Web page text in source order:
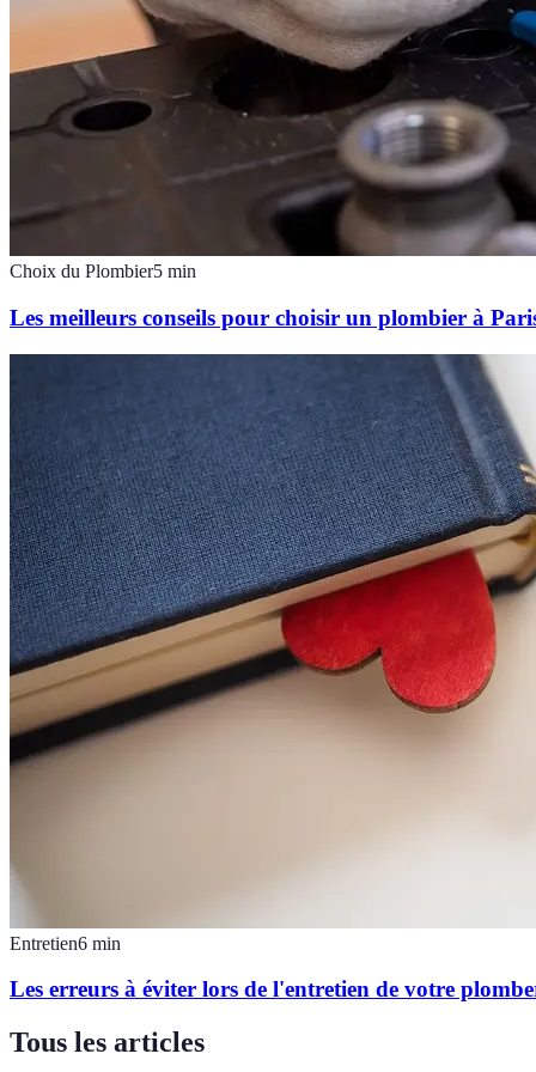
Choix du Plombier5 min
Les meilleurs conseils pour choisir un plombier à
Entretien6 min
Les erreurs à éviter lors de l'entretien de votre
Tous les articles